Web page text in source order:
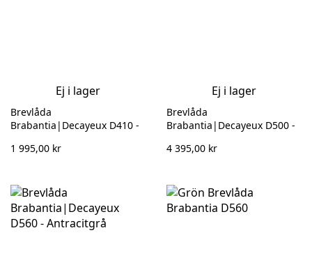
Ej i lager
Brevlåda
Brabantia|Decayeux D410 -
1 995,00 kr
Ej i lager
Brevlåda
Brabantia|Decayeux D500 -
4 395,00 kr